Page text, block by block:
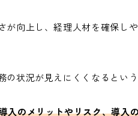
が向上し、経理人材を確保し
の状況が見えにくくなるとい
入のメリットやリスク、導入